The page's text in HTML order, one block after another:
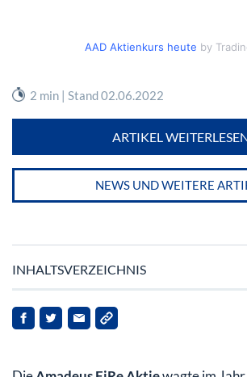
AAD Aktienkurs heute by
2 min | Stand 02.06.2022
ARTIKEL
NEWS UND WEITERE
INHALTSVERZEICHNIS
Amadeus FiRe Aktie: Dienstleister